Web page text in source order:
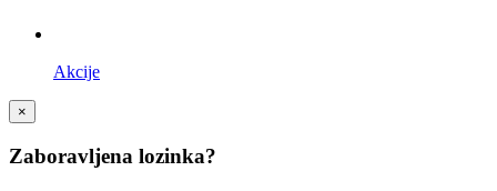
Akcije
×
Zaboravljena lozinka?